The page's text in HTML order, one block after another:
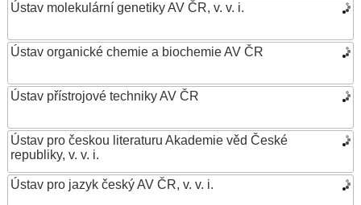
Ústav molekulární genetiky AV ČR, v. v. i.
Ústav organické chemie a biochemie AV ČR
Ústav přístrojové techniky AV ČR
Ústav pro českou literaturu Akademie věd České
republiky, v. v. i.
Ústav pro jazyk český AV ČR, v. v. i.